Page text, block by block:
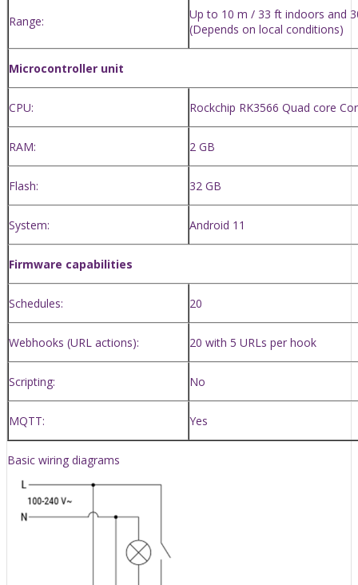
Range:
Up to 10 m / 33 ft indoors and
(Depends on local conditions)
Microcontroller unit
CPU: Rockchip RK3566 Quad core
RAM: 2 GB
Flash: 32 GB
System: Android 11
Firmware capabilities
Schedules: 20
Webhooks (URL actions): 20 with 5 URLs per hook
Scripting: No
MQTT: Yes
Basic wiring diagrams